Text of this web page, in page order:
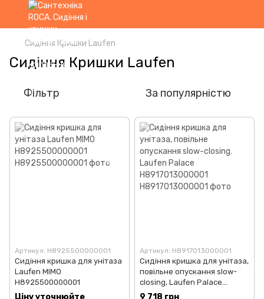
Сидіння Кришки Laufen
Сидіння Кришки Laufen
Фільтр За популярністю
Артикул: H8925500000001
Сидіння кришка для унітаза
Laufen MIMO
H8925500000001
Ціну уточнюйте
Артикул: H8917013000001
Сидіння кришка для унітаза,
повільне опускання slow-
closing, Laufen Palace
H8917013000001
9 718 грн